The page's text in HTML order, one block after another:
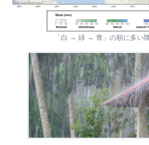
「白 → 緑 → 青」の順に多い